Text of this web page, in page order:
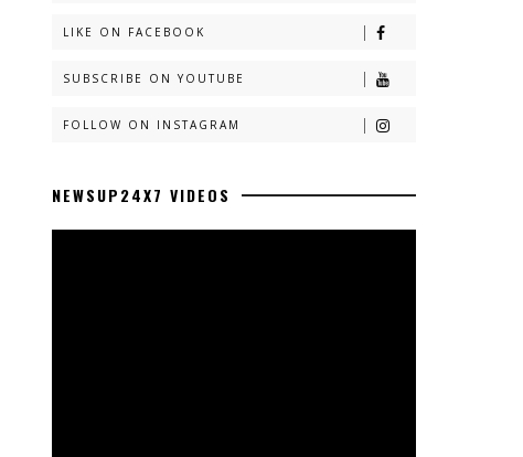
LIKE ON FACEBOOK
SUBSCRIBE ON YOUTUBE
FOLLOW ON INSTAGRAM
NEWSUP24X7 VIDEOS